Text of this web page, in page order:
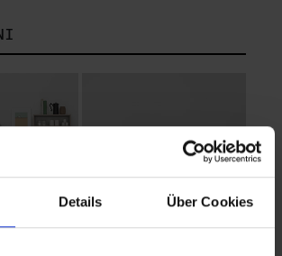
Details Über Cookies